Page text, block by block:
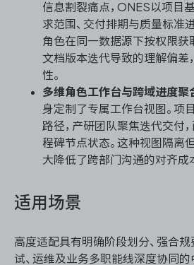
信息割裂痛点，ONES以项目
求范围、交付排期与质量标准
角色在同一数据源下按权限获
文档版本迭代导致的理解偏差
性。
多维角色工作台与跨域进度聚
身定制了专属工作台视图。项
路径，产研团队聚焦迭代交付
程碑节点状态。这种视图隔离
大降低了跨部门沟通的对齐成
适用场景
高度适配具有明确阶段划分、强合规
试、运维及业务多职能线深度协同